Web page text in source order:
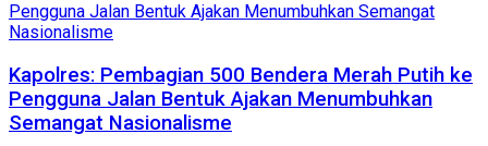
Kapolres: Pembagian 500 Bendera Merah Putih ke
Pengguna Jalan Bentuk Ajakan Menumbuhkan
Semangat Nasionalisme